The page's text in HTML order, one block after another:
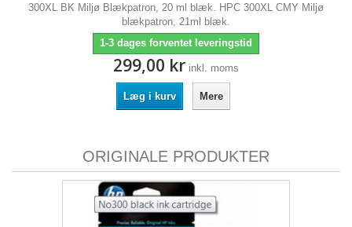
300XL BK Miljø Blækpatron, 20 ml blæk. HPC 300XL CMY Miljø
blækpatron, 21ml blæk.
1-3 dages forventet leveringstid
299,00 kr inkl. moms
Læg i kurv Mere
ORIGINALE PRODUKTER